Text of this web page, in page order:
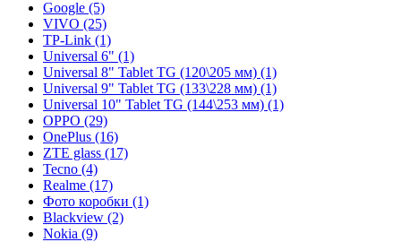
Google (5)
VIVO (25)
TP-Link (1)
Universal 6" (1)
Universal 8" Tablet TG (120\205 мм) (1)
Universal 9" Tablet TG (133\228 мм) (1)
Universal 10" Tablet TG (144\253 мм) (1)
OPPO (29)
OnePlus (16)
ZTE glass (17)
Tecno (4)
Realme (17)
Фото коробки (1)
Blackview (2)
Nokia (9)